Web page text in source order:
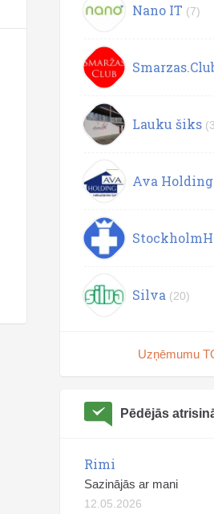
Nano IT (7)
Lauku šiks
Ava Holding
Silva (20)
Uzņēmumu
Pēdējās
Rimi
Sazinājās ar mani
12.05.2026